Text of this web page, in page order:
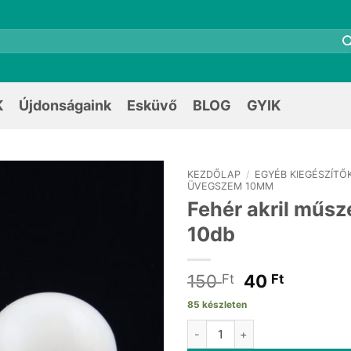
Újdonságaink Esküvő BLOG GYIK
KEZDŐLAP / EGYÉB
ÜVEGSZEM 10MM
Fehér akril
10db
150Ft
Original
price
was:
150 Ft.
40 FtCurrent
85 készleten